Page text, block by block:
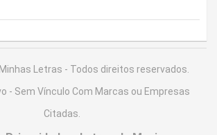
Letras - Todos direitos reservados.
- Sem Vínculo Com Marcas ou Empresas
Citadas.